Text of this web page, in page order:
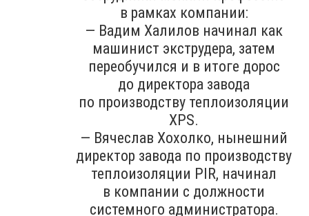
в рамках компании:
— Вадим Халилов начинал как
машинист экструдера, затем
переобучился и в итоге дорос
до директора завода
по производству теплоизоляции
XPS.
— Вячеслав Хохолко, нынешний
директор завода по производству
теплоизоляции PIR, начинал
в компании с должности
системного администратора.